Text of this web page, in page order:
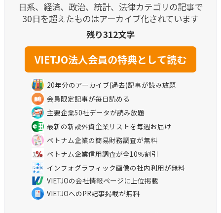
日系、経済、政治、統計、法律カテゴリの記事で
30日を超えたものはアーカイブ化されています
残り312文字
20年分のアーカイブ(過去)記事が読み放題
会員限定記事が毎日読める
主要企業50社データが読み放題
最新の新設外資企業リストを毎週お届け
ベトナム企業の簡易財務調査が無料
ベトナム企業信用調査が全10％割引
インフォグラフィック画像の社内利用が無料
VIETJOの会社情報ページに上位掲載
VIETJOへのPR記事掲載が無料